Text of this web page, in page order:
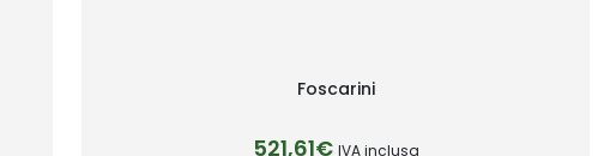
Foscarini
521,61€ IVA inclusa